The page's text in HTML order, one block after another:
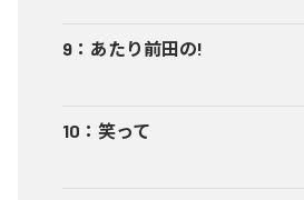
9 ： あたり前田の!
10 ： 笑って